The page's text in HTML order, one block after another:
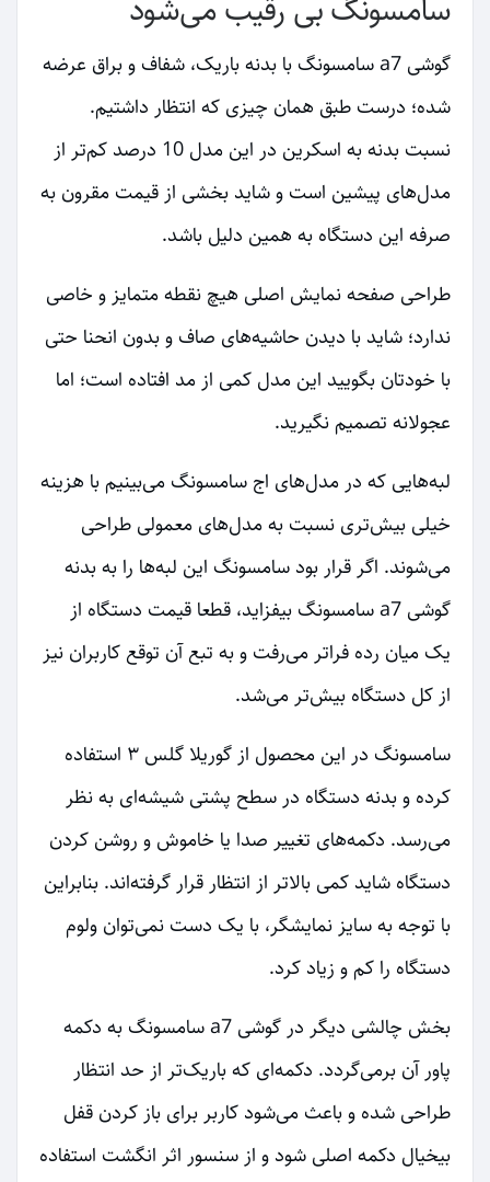
سامسونگ بی رقیب می‌شود
گوشی a7 سامسونگ با بدنه باریک، شفاف و براق عرضه
شده؛ درست طبق همان چیزی که انتظار داشتیم.
نسبت بدنه به اسکرین در این مدل 10 درصد کم‌تر از
مدل‌های پیشین است و شاید بخشی از قیمت مقرون به
صرفه این دستگاه به همین دلیل باشد.
طراحی صفحه نمایش اصلی هیچ نقطه متمایز و خاصی
ندارد؛ شاید با دیدن حاشیه‌های صاف و بدون انحنا حتی
با خودتان بگویید این مدل کمی از مد افتاده است؛ اما
عجولانه تصمیم نگیرید.
لبه‌هایی که در مدل‌های اج سامسونگ می‌بینیم با هزینه
خیلی بیش‌تری نسبت به مدل‌های معمولی طراحی
می‌شوند. اگر قرار بود سامسونگ این لبه‌ها را به بدنه
گوشی a7 سامسونگ بیفزاید، قطعا قیمت دستگاه از
یک میان رده فراتر می‌رفت و به تبع آن توقع کاربران نیز
از کل دستگاه بیش‌تر می‌شد.
سامسونگ در این محصول از گوریلا گلس ۳ استفاده
کرده و بدنه دستگاه در سطح پشتی شیشه‌ای به نظر
می‌رسد. دکمه‌های تغییر صدا یا خاموش و روشن کردن
دستگاه شاید کمی بالاتر از انتظار قرار گرفته‌اند. بنابراین
با توجه به سایز نمایشگر، با یک دست نمی‌توان ولوم
دستگاه را کم و زیاد کرد.
بخش چالشی دیگر در گوشی a7 سامسونگ به دکمه
پاور آن برمی‌گردد. دکمه‌ای که باریک‌تر از حد انتظار
طراحی شده و باعث می‌شود کاربر برای باز کردن قفل
بیخیال دکمه اصلی شود و از سنسور اثر انگشت استفاده